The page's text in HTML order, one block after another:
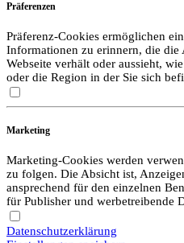
Präferenzen
Präferenz-Cookies ermöglichen
Informationen zu erinnern, die die
Webseite verhält oder aussieht,
oder die Region in der Sie sich
Marketing
Marketing-Cookies werden
zu folgen. Die Absicht ist,
ansprechend für den einzelnen
für Publisher und werbetreibende
Datenschutzerklärung